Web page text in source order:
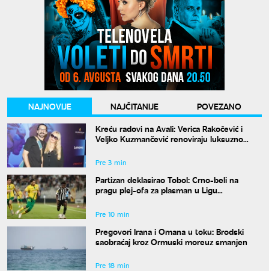
NAJNOVIJE NAJČITANIJE
POVEZANO
Kreću radovi na Avali: Verica Rakočević i
Veljko Kuzmančević renoviraju luksuzno
Pre 3 min
Partizan deklasirao Tobol: Crno-beli na
pragu plej-ofa za plasman u Ligu
Pre 10 min
Pregovori Irana i Omana u toku: Brodski
saobraćaj kroz Ormuski moreuz smanjen
Pre 18 min